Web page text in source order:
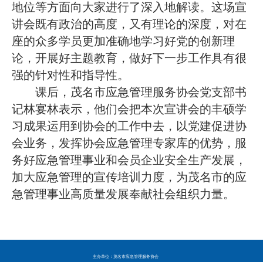
地位等方面向大家进行了深入地解读。这场宣
讲会既有政治的高度，又有理论的深度，对在
座的众多学员更加准确地学习好党的创新理
论，开展好主题教育，做好下一步工作具有很
强的针对性和指导性。
课后，茂名市应急管理服务协会党支部书
记林宴林表示，他们会把本次宣讲会的丰硕学
习成果运用到协会的工作中去，以党建促进协
会业务，发挥协会应急管理专家库的优势，服
务好应急管理事业和会员企业安全生产发展，
加大应急管理的宣传培训力度，为茂名市的应
急管理事业高质量发展奉献社会组织力量。
主办单位：茂名市应急管理服务协会